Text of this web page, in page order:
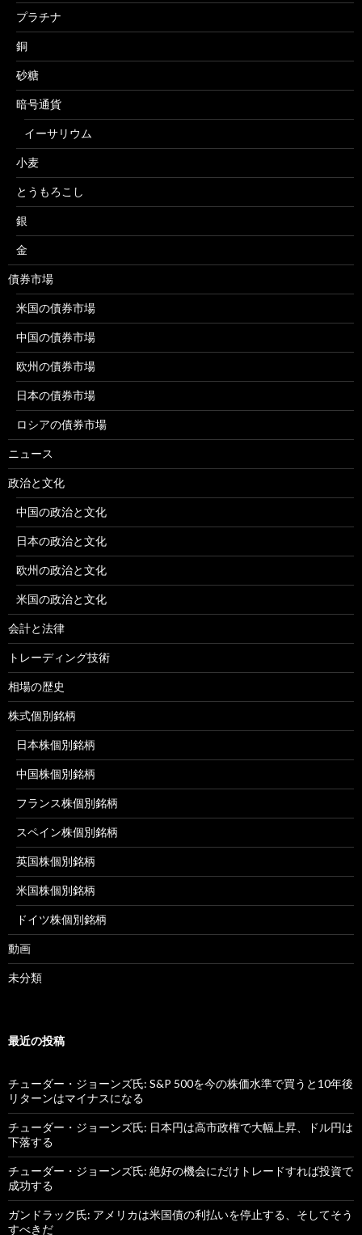
プラチナ
銅
砂糖
暗号通貨
イーサリウム
小麦
とうもろこし
銀
金
債券市場
米国の債券市場
中国の債券市場
欧州の債券市場
日本の債券市場
ロシアの債券市場
ニュース
政治と文化
中国の政治と文化
日本の政治と文化
欧州の政治と文化
米国の政治と文化
会計と法律
トレーディング技術
相場の歴史
株式個別銘柄
日本株個別銘柄
中国株個別銘柄
フランス株個別銘柄
スペイン株個別銘柄
英国株個別銘柄
米国株個別銘柄
ドイツ株個別銘柄
動画
未分類
最近の投稿
チューダー・ジョーンズ氏: S&P 500を今の株価水準で買うと10年後
リターンはマイナスになる
チューダー・ジョーンズ氏: 日本円は高市政権で大幅上昇、ドル円は
下落する
チューダー・ジョーンズ氏: 絶好の機会にだけトレードすれば投資で
成功する
ガンドラック氏: アメリカは米国債の利払いを停止する、そしてそう
すべきだ